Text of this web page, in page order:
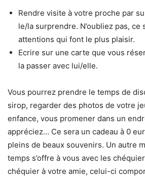
Rendre visite à votre proche par
le/la surprendre. N’oubliez pas, ce
attentions qui font le plus plaisir.
Ecrire sur une carte que vous
la passer avec lui/elle.
Vous pourrez prendre le temps de
sirop, regarder des photos de votre
enfance, vous promener dans un
appréciez… Ce sera un cadeau à 0
pleins de beaux souvenirs. Un autre
temps s’offre à vous avec les
chéquier à votre amie, celui-ci